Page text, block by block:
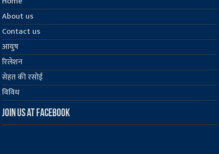
About us
Contact us
आयुष
रिलेशन
सेहत की रसोई
विविध
Join us at Facebook